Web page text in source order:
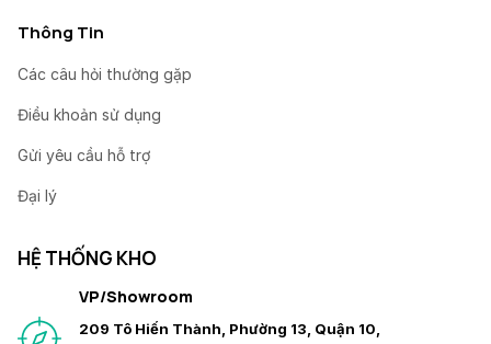
Thông Tin
Các câu hỏi thường gặp
Điều khoản sử dụng
Gửi yêu cầu hỗ trợ
Đại lý
HỆ THỐNG KHO
VP/Showroom
209 Tô Hiến Thành, Phường 13, Quận 10,